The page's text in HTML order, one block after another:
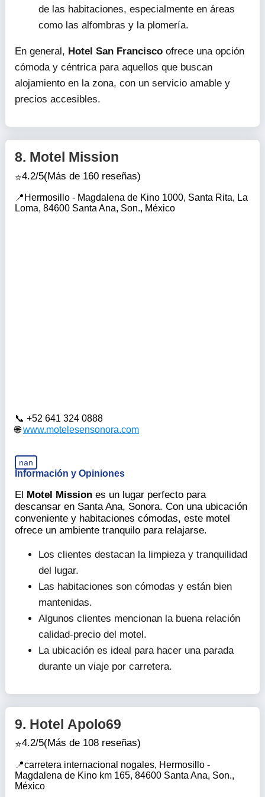
de las habitaciones, especialmente en áreas
como las alfombras y la plomería.
En general, Hotel San Francisco ofrece una opción
cómoda y céntrica para aquellos que buscan
alojamiento en la zona, con un servicio amable y
precios accesibles.
+52 641 324 0888
www.motelesensonora.com
8. Motel Mission
4.2/5(Más de 160 reseñas)
Hermosillo - Magdalena de Kino 1000, Santa Rita, La
Loma, 84600 Santa Ana, Son., México
nan
Información y Opiniones
El Motel Mission es un lugar perfecto para
descansar en Santa Ana, Sonora. Con una ubicación
conveniente y habitaciones cómodas, este motel
ofrece un ambiente tranquilo para relajarse.
Los clientes destacan la limpieza y tranquilidad
del lugar.
Las habitaciones son cómodas y están bien
mantenidas.
Algunos clientes mencionan la buena relación
calidad-precio del motel.
La ubicación es ideal para hacer una parada
durante un viaje por carretera.
9. Hotel Apolo69
4.2/5(Más de 108 reseñas)
carretera internacional nogales, Hermosillo -
Magdalena de Kino km 165, 84600 Santa Ana, Son.,
México